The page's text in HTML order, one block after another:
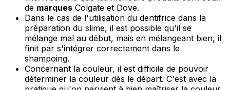
de marques Colgate et Dove.
Dans le cas de l'utilisation du dentifrice dans la
préparation du slime, il est possible qu'il se
mélange mal au début, mais en mélangeant bien, il
finit par s'intégrer correctement dans le
shampoing.
Concernant la couleur, il est difficile de pouvoir
déterminer la couleur dès le départ. C'est avec la